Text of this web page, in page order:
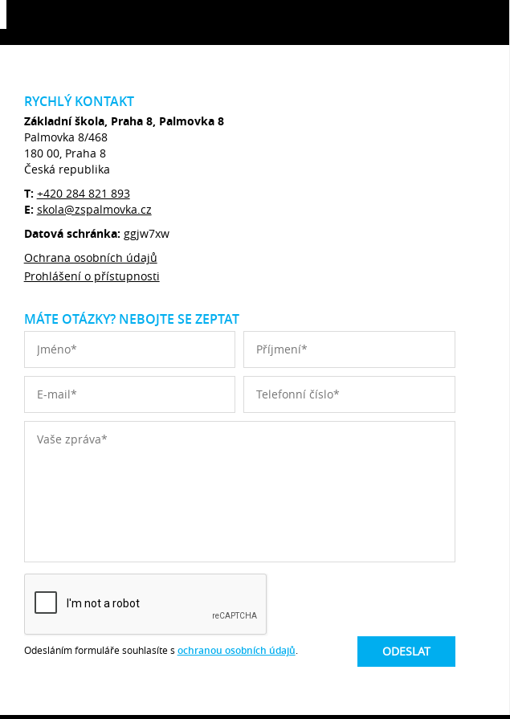
RYCHLÝ KONTAKT
Základní škola, Praha 8, Palmovka 8
Palmovka 8/468
180 00, Praha 8
Česká republika
T: +420 284 821 893
E: skola@zspalmovka.cz
Datová schránka: ggjw7xw
Ochrana osobních údajů
Prohlášení o přístupnosti
MÁTE OTÁZKY? NEBOJTE SE ZEPTAT
Odesláním formuláře souhlasíte s ochranou osobních údajů